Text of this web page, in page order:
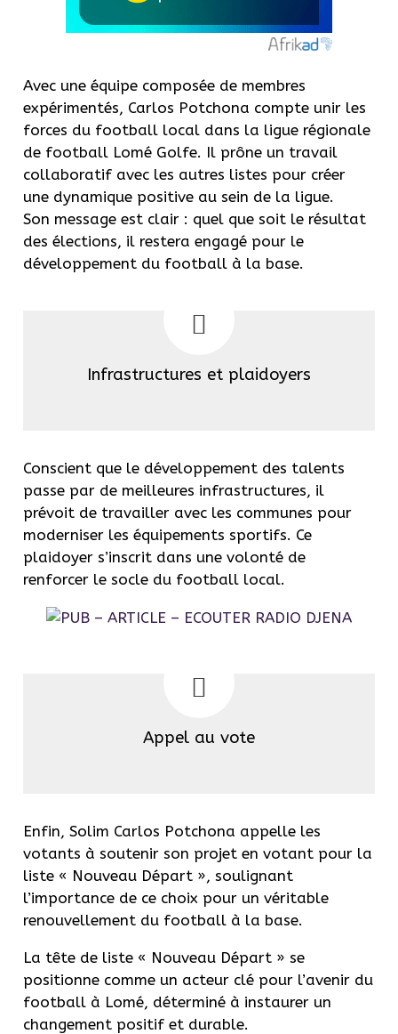
Avec une équipe composée de membres
expérimentés, Carlos Potchona compte unir les
forces du football local dans la ligue régionale
de football Lomé Golfe. Il prône un travail
collaboratif avec les autres listes pour créer
une dynamique positive au sein de la ligue.
Son message est clair : quel que soit le résultat
des élections, il restera engagé pour le
développement du football à la base.
Infrastructures et plaidoyers
Conscient que le développement des talents
passe par de meilleures infrastructures, il
prévoit de travailler avec les communes pour
moderniser les équipements sportifs. Ce
plaidoyer s’inscrit dans une volonté de
renforcer le socle du football local.
Appel au vote
Enfin, Solim Carlos Potchona appelle les
votants à soutenir son projet en votant pour la
liste « Nouveau Départ », soulignant
l’importance de ce choix pour un véritable
renouvellement du football à la base.
La tête de liste « Nouveau Départ » se
positionne comme un acteur clé pour l’avenir du
football à Lomé, déterminé à instaurer un
changement positif et durable.